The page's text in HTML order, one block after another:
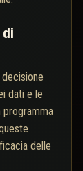
di
dati e le
programma
delle